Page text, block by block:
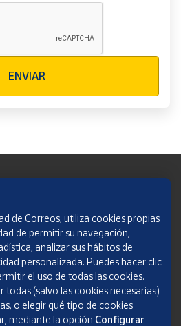
ENVIAR
de Correos, utiliza cookies propias
de permitir su navegación,
analizar sus hábitos de
personalizada. Puedes hacer clic
el uso de todas las cookies.
todas (salvo las cookies necesarias)
o elegir qué tipo de cookies
mediante la opción Configurar